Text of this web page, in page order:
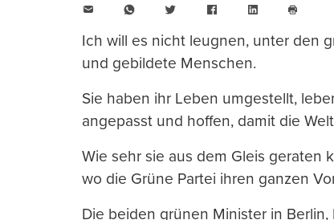
WhatsAppTwitter FacebookLinkedIn
drucken
Ich will es nicht leugnen, unter den
und gebildete Menschen.
Sie haben ihr Leben umgestellt,
angepasst und hoffen, damit die
Wie sehr sie aus dem Gleis geraten
wo die Grüne Partei ihren ganzen
Die beiden grünen Minister in